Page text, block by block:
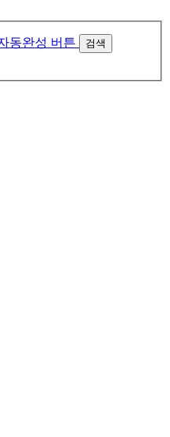
검색